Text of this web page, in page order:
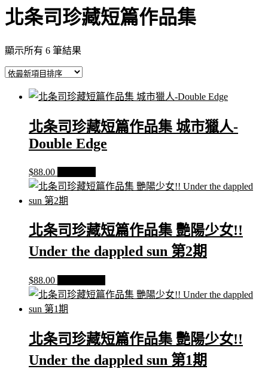
北条司珍藏短篇作品集
顯示所有 6 筆結果
最
新
項
排
序
北条司珍藏短篇作品集 城市獵人-
Double Edge
$88.00
北条司珍藏短篇作品集 艷陽少女!!
Under the dappled sun 第2期
$88.00
北条司珍藏短篇作品集 艷陽少女!!
Under the dappled sun 第1期